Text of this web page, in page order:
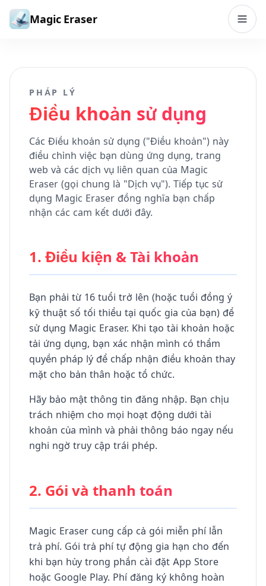
Bỏ qua đến nội dung
Magic Eraser
PHÁP LÝ
Điều khoản sử dụng
Các Điều khoản sử dụng ("Điều khoản") này
điều chỉnh việc bạn dùng ứng dụng, trang
web và các dịch vụ liên quan của Magic
Eraser (gọi chung là "Dịch vụ"). Tiếp tục sử
dụng Magic Eraser đồng nghĩa bạn chấp
nhận các cam kết dưới đây.
1. Điều kiện & Tài khoản
Bạn phải từ 16 tuổi trở lên (hoặc tuổi đồng ý
kỹ thuật số tối thiểu tại quốc gia của bạn) để
sử dụng Magic Eraser. Khi tạo tài khoản hoặc
tải ứng dụng, bạn xác nhận mình có thẩm
quyền pháp lý để chấp nhận điều khoản thay
mặt cho bản thân hoặc tổ chức.
Hãy bảo mật thông tin đăng nhập. Bạn chịu
trách nhiệm cho mọi hoạt động dưới tài
khoản của mình và phải thông báo ngay nếu
nghi ngờ truy cập trái phép.
2. Gói và thanh toán
Magic Eraser cung cấp cả gói miễn phí lẫn
trả phí. Gói trả phí tự động gia hạn cho đến
khi bạn hủy trong phần cài đặt App Store
hoặc Google Play. Phí đăng ký không hoàn